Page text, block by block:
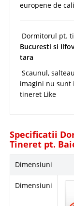
europene de
Dormitorul pt.
Bucuresti si
tara
Scaunul,
imagini nu sunt
tineret Like
Specificatii
Tineret pt.
Dimensiuni
Dimensiuni